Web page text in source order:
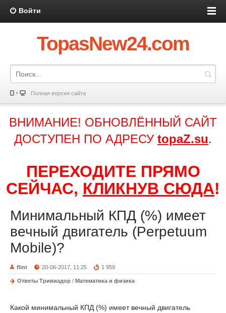
Войти
TopasNew24.com
Полная версия сайта
ВНИМАНИЕ! ОБНОВЛЁННЫЙ САЙТ
ДОСТУПЕН ПО АДРЕСУ topaZ.su.
ПЕРЕХОДИТЕ ПРЯМО
СЕЙЧАС, КЛИКНУВ СЮДА!
Минимальный КПД (%) имеет
вечный двигатель (Perpetuum
Mobile)?
flint 20-06-2017, 11:25 1 959
Ответы Тривиадор / Математика и физика
Какой минимальный КПД (%) имеет вечный двигатель